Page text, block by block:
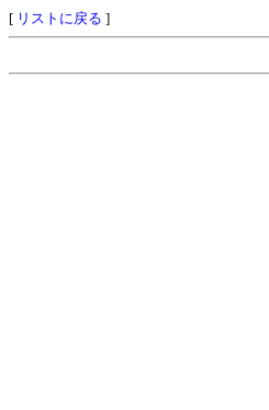
[ リストに戻る ]